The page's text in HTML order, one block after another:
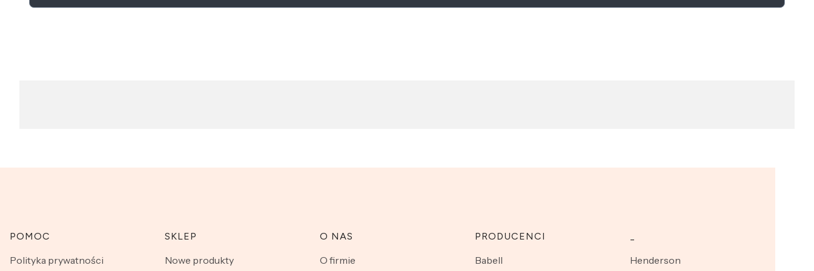
Linki w stopce
POMOC
Polityka prywatności
SKLEP
Nowe produkty
O NAS
O firmie
PRODUCENCI
Babell Henderson